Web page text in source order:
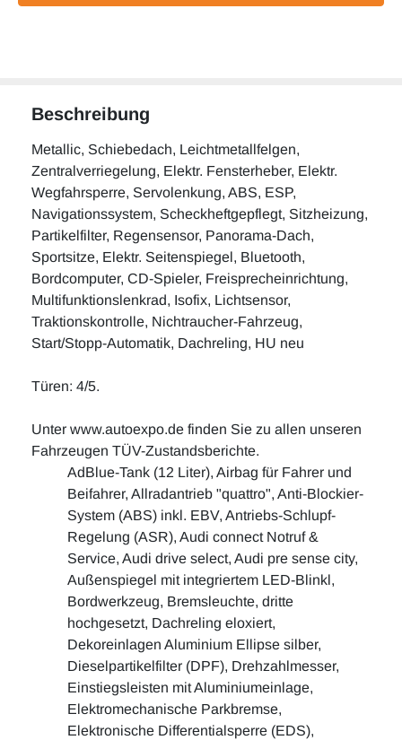
Beschreibung
Metallic, Schiebedach, Leichtmetallfelgen,
Zentralverriegelung, Elektr. Fensterheber, Elektr.
Wegfahrsperre, Servolenkung, ABS, ESP,
Navigationssystem, Scheckheftgepflegt, Sitzheizung,
Partikelfilter, Regensensor, Panorama-Dach,
Sportsitze, Elektr. Seitenspiegel, Bluetooth,
Bordcomputer, CD-Spieler, Freisprecheinrichtung,
Multifunktionslenkrad, Isofix, Lichtsensor,
Traktionskontrolle, Nichtraucher-Fahrzeug,
Start/Stopp-Automatik, Dachreling, HU neu
Türen: 4/5.
Unter www.autoexpo.de finden Sie zu allen unseren
Fahrzeugen TÜV-Zustandsberichte.
AdBlue-Tank (12 Liter), Airbag für Fahrer und
Beifahrer, Allradantrieb "quattro", Anti-Blockier-
System (ABS) inkl. EBV, Antriebs-Schlupf-
Regelung (ASR), Audi connect Notruf &
Service, Audi drive select, Audi pre sense city,
Außenspiegel mit integriertem LED-Blinkl,
Bordwerkzeug, Bremsleuchte, dritte
hochgesetzt, Dachreling eloxiert,
Dekoreinlagen Aluminium Ellipse silber,
Dieselpartikelfilter (DPF), Drehzahlmesser,
Einstiegsleisten mit Aluminiumeinlage,
Elektromechanische Parkbremse,
Elektronische Differentialsperre (EDS),